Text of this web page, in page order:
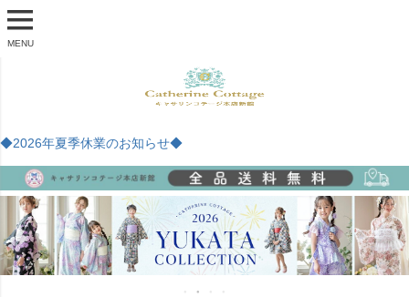
MENU
◆2026年夏季休業のお知らせ◆
新着順
登録順
価格が安い順
価格が高い順
優先度順
レビュー順